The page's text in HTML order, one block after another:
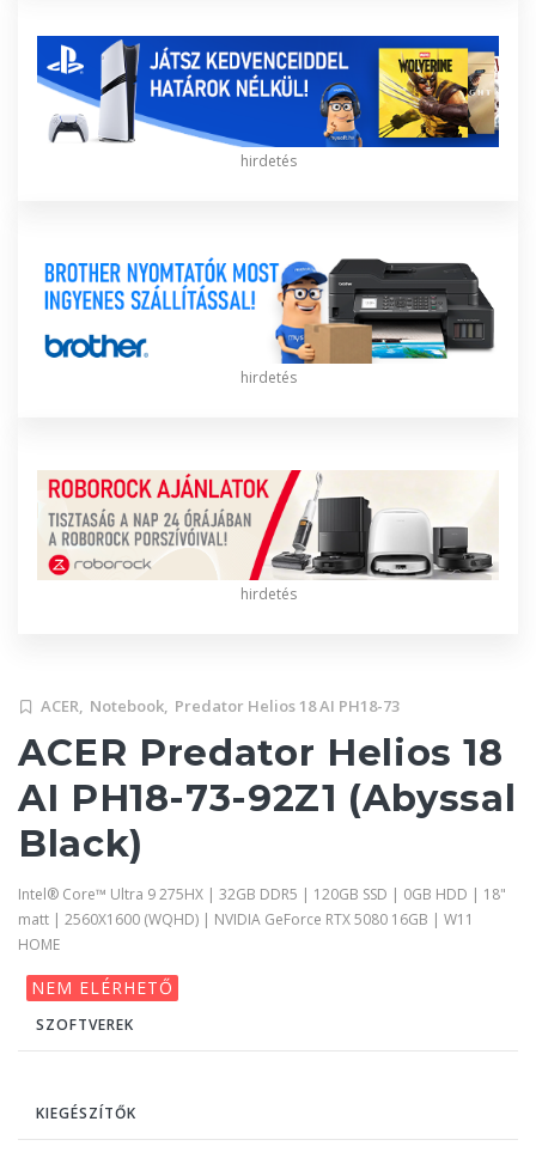
hirdetés
hirdetés
hirdetés
ACER, Notebook, Predator Helios 18 AI PH18-73
ACER Predator Helios 18
AI PH18-73-92Z1 (Abyssal
Black)
Intel® Core™ Ultra 9 275HX | 32GB DDR5 | 120GB SSD | 0GB HDD | 18"
matt | 2560X1600 (WQHD) | NVIDIA GeForce RTX 5080 16GB | W11
HOME
NEM ELÉRHETŐ
SZOFTVEREK
KIEGÉSZÍTŐK